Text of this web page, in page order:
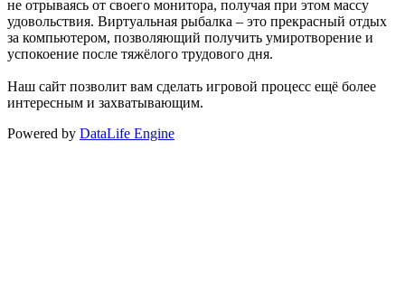
не отрываясь от своего монитора, получая при этом массу
удовольствия. Виртуальная рыбалка – это прекрасный отдых
за компьютером, позволяющий получить умиротворение и
успокоение после тяжёлого трудового дня.
Наш сайт позволит вам сделать игровой процесс ещё более
интересным и захватывающим.
Powered by DataLife Engine